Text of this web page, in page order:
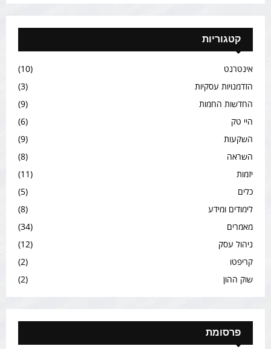
קטגוריות
אינטרנט
(10)
הזדמנויות עסקיות
(3)
החדשות החמות
(9)
היי טק
(6)
השקעות
(9)
השראה
(8)
יזמות
(11)
כלים
(5)
לימודים ומידע
(8)
מאמרים
(34)
ניהול עסק
(12)
קריפטו
(2)
שוק ההון
(2)
פרסומת